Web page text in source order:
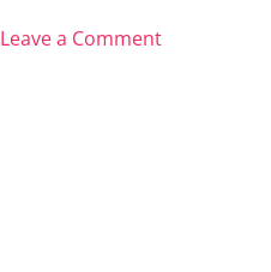
Leave a Comment